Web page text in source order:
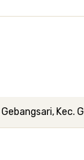
Gebangsari, Kec.